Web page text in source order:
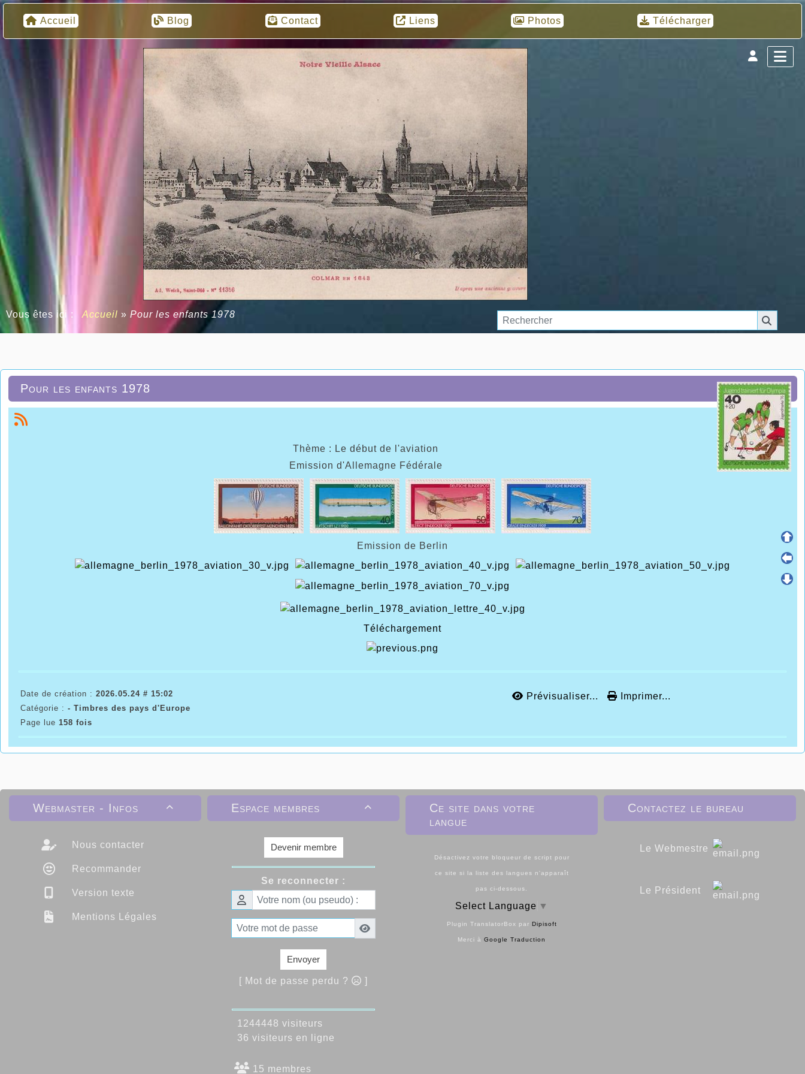
Accueil Blog Contact Liens Photos Télécharger
Vous êtes ici : Accueil » Pour les enfants 1978
Pour les enfants 1978
Thème : Le début de l'aviation
Emission d'Allemagne Fédérale
Emission de Berlin
Téléchargement
Date de création : 2026.05.24 # 15:02
Catégorie : - Timbres des pays d'Europe
Page lue 158 fois
Prévisualiser... Imprimer...

Webmaster - Infos
Nous contacter
Recommander
Version texte
Mentions Légales

Espace membres
Devenir membre
Se reconnecter :
Envoyer
[ Mot de passe perdu ? ]
1244448 visiteurs
36 visiteurs en ligne
15 membres
Ce site dans votre
langue
Désactivez votre bloqueur de script pour
ce site si la liste des langues n'apparaît
pas ci-dessous.
Select Language ▼
Plugin TranslatorBox par Dipisoft
Merci à Google Traduction
Contactez le bureau
Le Webmestre
Le Président